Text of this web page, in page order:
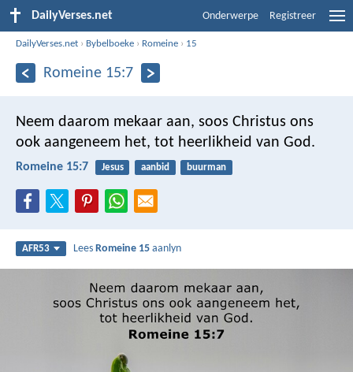
DailyVerses.net Onderwerpe Registreer
DailyVerses.net › Bybelboeke › Romeine › 15
Romeine 15:7
Neem daarom mekaar aan, soos Christus ons
ook aangeneem het, tot heerlikheid van God.
Romeine 15:7 Jesus aanbid buurman
AFR53 LeesRomeine 15 aanlyn